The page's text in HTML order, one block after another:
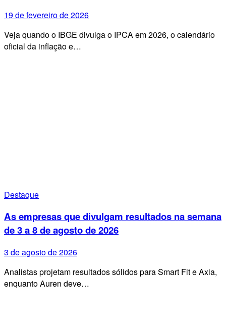
19 de fevereiro de 2026
Veja quando o IBGE divulga o IPCA em 2026, o calendário
oficial da inflação e…
Destaque
As empresas que divulgam resultados na semana
de 3 a 8 de agosto de 2026
3 de agosto de 2026
Analistas projetam resultados sólidos para Smart Fit e Axia,
enquanto Auren deve…